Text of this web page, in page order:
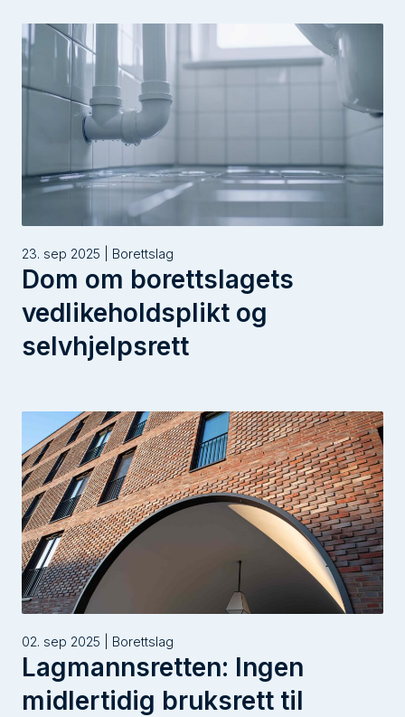
23. sep 2025 | Borettslag
Dom om borettslagets
vedlikeholdsplikt og
selvhjelpsrett
02. sep 2025 | Borettslag
Lagmannsretten: Ingen
midlertidig bruksrett til